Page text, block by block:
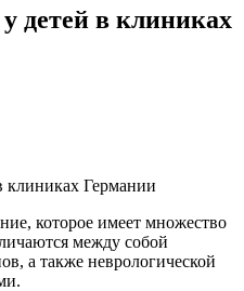
детей в клиниках
которое имеет множество
между собой
а также неврологической